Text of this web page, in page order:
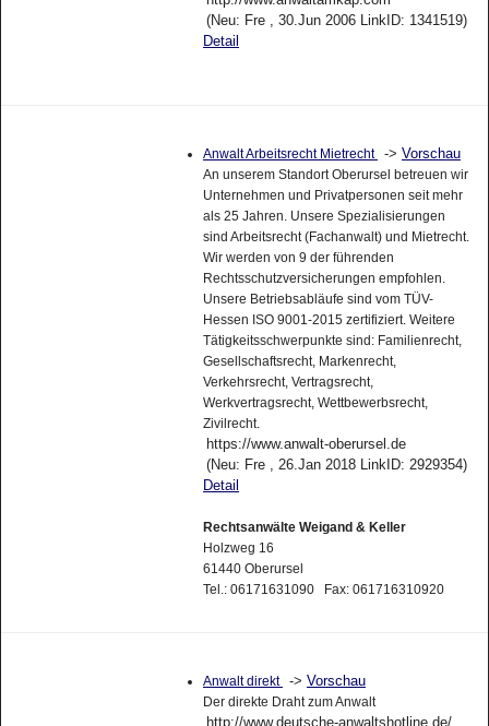
(Neu: Fre , 30.Jun 2006 LinkID: 1341519)
Detail
Anwalt Arbeitsrecht Mietrecht -> Vorschau
An unserem Standort Oberursel betreuen wir
Unternehmen und Privatpersonen seit mehr
als 25 Jahren. Unsere Spezialisierungen
sind Arbeitsrecht (Fachanwalt) und Mietrecht.
Wir werden von 9 der führenden
Rechtsschutzversicherungen empfohlen.
Unsere Betriebsabläufe sind vom TÜV-
Hessen ISO 9001-2015 zertifiziert. Weitere
Tätigkeitsschwerpunkte sind: Familienrecht,
Gesellschaftsrecht, Markenrecht,
Verkehrsrecht, Vertragsrecht,
Werkvertragsrecht, Wettbewerbsrecht,
Zivilrecht.
https://www.anwalt-oberursel.de
(Neu: Fre , 26.Jan 2018 LinkID: 2929354)
Detail
Rechtsanwälte Weigand & Keller
Holzweg 16
61440 Oberursel
Tel.: 06171631090 Fax: 061716310920
Anwalt direkt -> Vorschau
Der direkte Draht zum Anwalt
http://www.deutsche-anwaltshotline.de/